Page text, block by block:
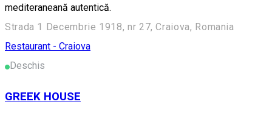
mediteraneană autentică.
Strada 1 Decembrie 1918, nr 27, Craiova, Romania
Restaurant - Craiova
Deschis
GREEK HOUSE